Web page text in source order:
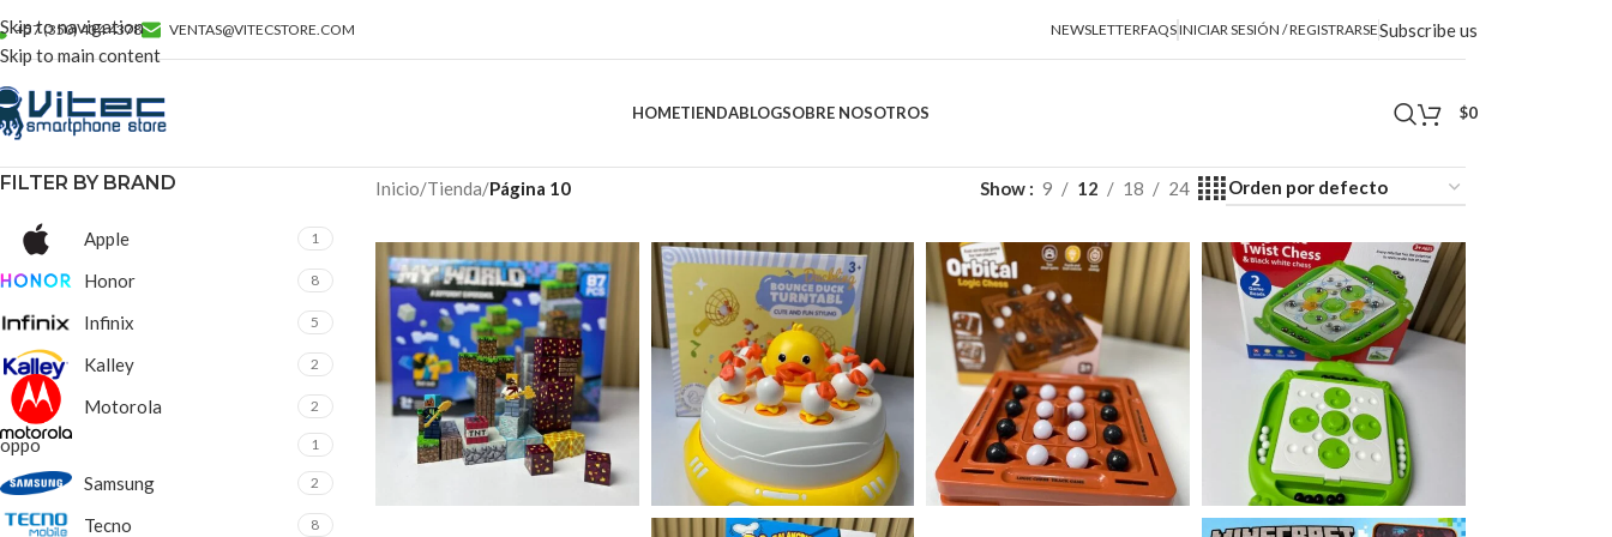
Skip to navigation
Skip to main content
+57 (350) 434 4378 VENTAS@VITECSTORE.COM NEWSLETTERFAQSINICIAR SESIÓN / REGISTRARSESubscribe us
HOMETIENDABLOGSOBRE NOSOTROS $0
FILTER BY BRAND
Apple 1
Honor 8
Infinix 5
Kalley 2
Motorola 2
oppo 1
Samsung 2
Tecno 8
Inicio/Tienda/Página 10 Show 9 12 18 24